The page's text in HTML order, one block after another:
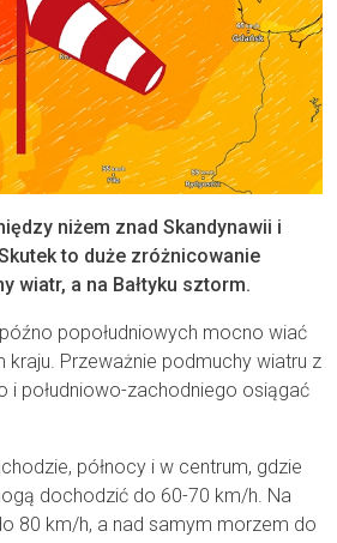
niżem znad Skandynawii i
to duże zróżnicowanie
wiatr, a na Bałtyku sztorm.
popołudniowych mocno wiać
kraju. Przeważnie podmuchy wiatru z
i południowo-zachodniego osiągać
północy i w centrum, gdzie
dochodzić do 60-70 km/h. Na
80 km/h, a nad samym morzem do